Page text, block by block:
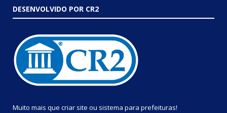
DESENVOLVIDO POR CR2
Muito mais que criar site ou sistema para prefeituras!